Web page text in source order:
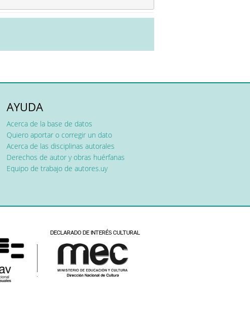
AYUDA
Acerca de la base de datos
Quiero aportar o corregir un dato
Acerca de las disciplinas autorales
Derechos de autor y obras huérfanas
Equipo de trabajo de autores.uy